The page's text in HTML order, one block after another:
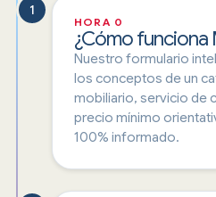
1
HORA 0
¿Cómo funciona
Nuestro formulario
los conceptos de un
mobiliario, servicio de
precio mínimo
100% informado.